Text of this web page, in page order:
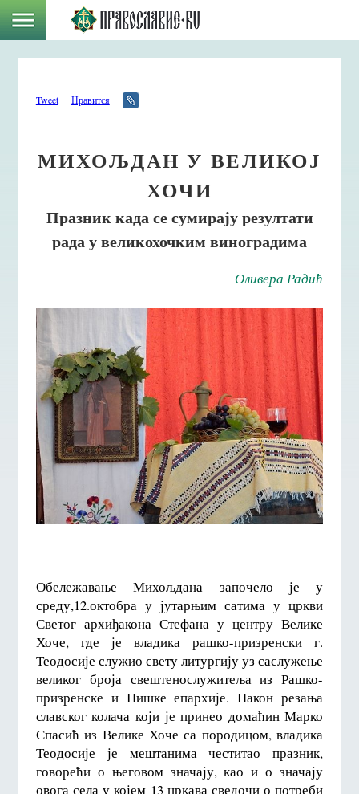
Tweet Нравится
МИХОЉДАН У ВЕЛИКОЈ
ХОЧИ
Празник када се сумирају резултати
рада у великохочким виноградима
Оливера Радић
Обележавање Михољдана започело је у
среду,12.октобра у јутарњим сатима у цркви
Светог архиђакона Стефана у центру Велике
Хоче, где је владика рашко-призренски г.
Теодосије служио свету литургију уз саслужење
великог броја свештенослужитеља из Рашко-
призренске и Нишке епархије. Након резања
славског колача који је принео домаћин Марко
Спасић из Велике Хоче са породицом, владика
Теодосије је мештанима честитао празник,
говорећи о његовом значају, као и о значају
овога села у којем 13 цркава сведочи о потреби